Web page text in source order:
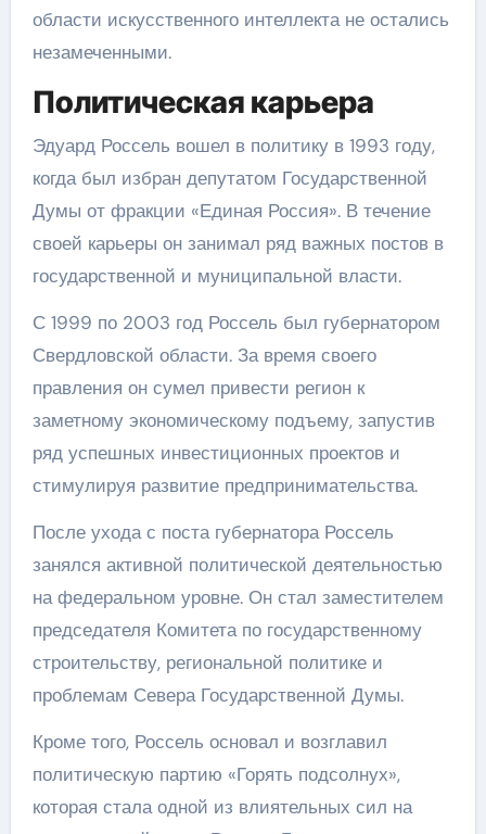
области искусственного интеллекта не остались
незамеченными.
Политическая карьера
Эдуард Россель вошел в политику в 1993 году,
когда был избран депутатом Государственной
Думы от фракции «Единая Россия». В течение
своей карьеры он занимал ряд важных постов в
государственной и муниципальной власти.
С 1999 по 2003 год Россель был губернатором
Свердловской области. За время своего
правления он сумел привести регион к
заметному экономическому подъему, запустив
ряд успешных инвестиционных проектов и
стимулируя развитие предпринимательства.
После ухода с поста губернатора Россель
занялся активной политической деятельностью
на федеральном уровне. Он стал заместителем
председателя Комитета по государственному
строительству, региональной политике и
проблемам Севера Государственной Думы.
Кроме того, Россель основал и возглавил
политическую партию «Горять подсолнух»,
которая стала одной из влиятельных сил на